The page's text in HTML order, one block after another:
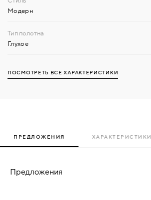
Модерн
Глухое
ПОСМОТРЕТЬ ВСЕ ХАРАКТЕРИСТИКИ
ПРЕДЛОЖЕНИЯ ХАРАКТЕРИСТИКИ
Предложения